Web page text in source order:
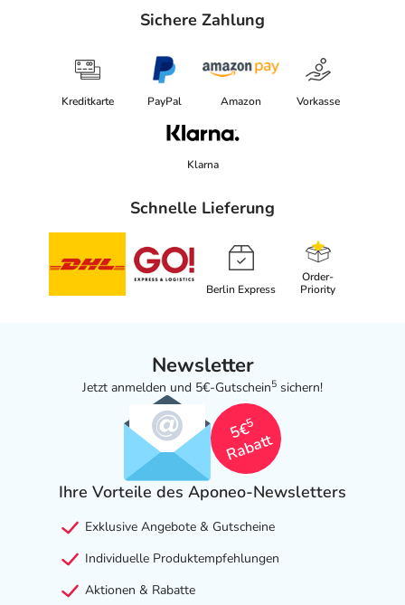
Sichere Zahlung
Kreditkarte PayPal Amazon Vorkasse
Klarna
Schnelle Lieferung
Berlin Express
Order-
Priority
Newsletter
Jetzt anmelden und 5€-Gutschein5 sichern!
5€
5
Rabatt
Ihre Vorteile des Aponeo-Newsletters
Exklusive Angebote & Gutscheine
Individuelle Produktempfehlungen
Aktionen & Rabatte